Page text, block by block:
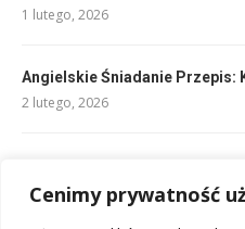
Cenimy prywatność
1 lutego, 2026
Angielskie Śniadanie Przepis:
2 lutego, 2026
11 lutego, 2026